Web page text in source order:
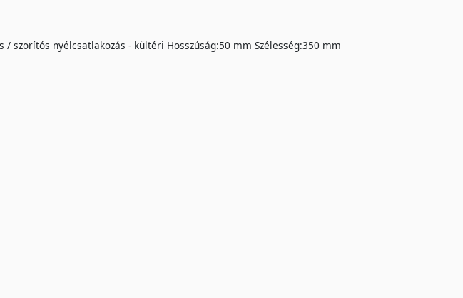
szorítós nyélcsatlakozás - kültéri Hosszúság:50 mm Szélesség:350 mm